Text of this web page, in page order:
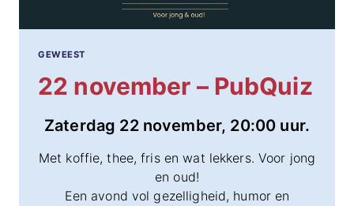
GEWEEST
22 november – PubQuiz
Zaterdag 22 november, 20:00 uur.
Met koffie, thee, fris en wat lekkers. Voor jong
en oud!
Een avond vol gezelligheid, humor en